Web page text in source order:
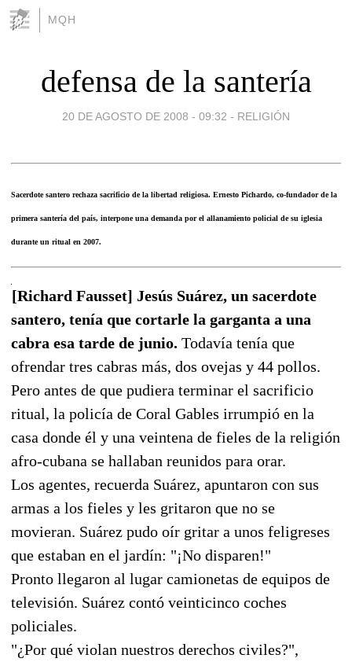
MQH
defensa de la santería
20 DE AGOSTO DE 2008 - 09:32 - RELIGIÓN
Sacerdote santero rechaza sacrificio de la libertad religiosa. Ernesto Pichardo, co-fundador de la
primera santería del país, interpone una demanda por el allanamiento policial de su iglesia
durante un ritual en 2007.
[Richard Fausset] Jesús Suárez, un sacerdote
santero, tenía que cortarle la garganta a una
cabra esa tarde de junio. Todavía tenía que
ofrendar tres cabras más, dos ovejas y 44 pollos.
Pero antes de que pudiera terminar el sacrificio
ritual, la policía de Coral Gables irrumpió en la
casa donde él y una veintena de fieles de la religión
afro-cubana se hallaban reunidos para orar.
Los agentes, recuerda Suárez, apuntaron con sus
armas a los fieles y les gritaron que no se
movieran. Suárez pudo oír gritar a unos feligreses
que estaban en el jardín: "¡No disparen!"
Pronto llegaron al lugar camionetas de equipos de
televisión. Suárez contó veinticinco coches
policiales.
"¿Por qué violan nuestros derechos civiles?",